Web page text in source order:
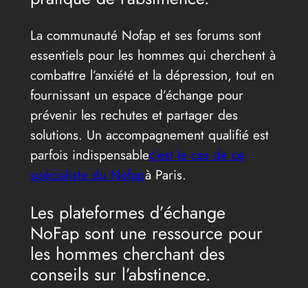
La communauté Nofap et ses forums sont
essentiels pour les hommes qui cherchent à
combattre l’anxiété et la dépression, tout en
fournissant un espace d’échange pour
prévenir les rechutes et partager des
solutions. Un accompagnement qualifié est
parfois indispensablec’est le cas de ce
spécialiste du Nofapà Paris.
Les plateformes d’échange
NoFap sont une ressource pour
les hommes cherchant des
conseils sur l’abstinence.